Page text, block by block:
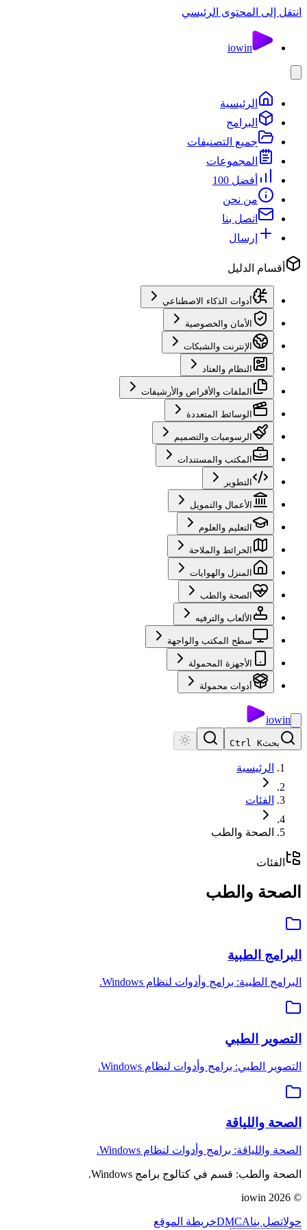
انتقل إلى المحتوى الرئيسي
iowin
الرئيسية
البرامج
جميع التصنيفات
المجموعات
أفضل 100
من نحن
اتصل بنا
إرسال
أقسام الدليل
أدوات الذكاء الاصطناعي
الأمان والخصوصية
الإنترنت والشبكات
النظام والعتاد
الملفات والأقراص والأرشيفات
الوسائط المتعددة
الرسوميات والتصميم
المكتب والمستندات
التطوير
الأعمال والتمويل
التعليم والعلوم
الخرائط والملاحة
المنزل والهوايات
الصحة والطب
الألعاب والترفيه
سطح المكتب والواجهة
الأجهزة المحمولة
أدوات محمولة
iowin
بحثCtrl K
الرئيسية
الفئات
الصحة والطب
الفئات
الصحة والطب
البرامج الطبية
البرامج الطبية: برامج وأدوات لنظام Windows.
التصوير الطبي
التصوير الطبي: برامج وأدوات لنظام Windows.
الصحة واللياقة
الصحة واللياقة: برامج وأدوات لنظام Windows.
الصحة والطب: قسم في كتالوج برامج Windows.
©
2026
حولاتصل بناDMCAخريطة الموقع